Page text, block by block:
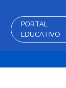
PORTAL
EDUCATIVO